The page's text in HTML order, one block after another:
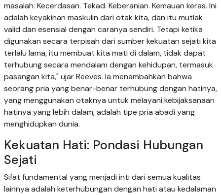
masalah: Kecerdasan. Tekad. Keberanian. Kemauan keras. Ini
adalah keyakinan maskulin dari otak kita, dan itu mutlak
valid dan esensial dengan caranya sendiri. Tetapi ketika
digunakan secara terpisah dari sumber kekuatan sejati kita
terlalu lama, itu membuat kita mati di dalam, tidak dapat
terhubung secara mendalam dengan kehidupan, termasuk
pasangan kita," ujar Reeves. Ia menambahkan bahwa
seorang pria yang benar-benar terhubung dengan hatinya,
yang menggunakan otaknya untuk melayani kebijaksanaan
hatinya yang lebih dalam, adalah tipe pria abadi yang
menghidupkan dunia.
Kekuatan Hati: Pondasi Hubungan
Sejati
Sifat fundamental yang menjadi inti dari semua kualitas
lainnya adalah keterhubungan dengan hati atau kedalaman